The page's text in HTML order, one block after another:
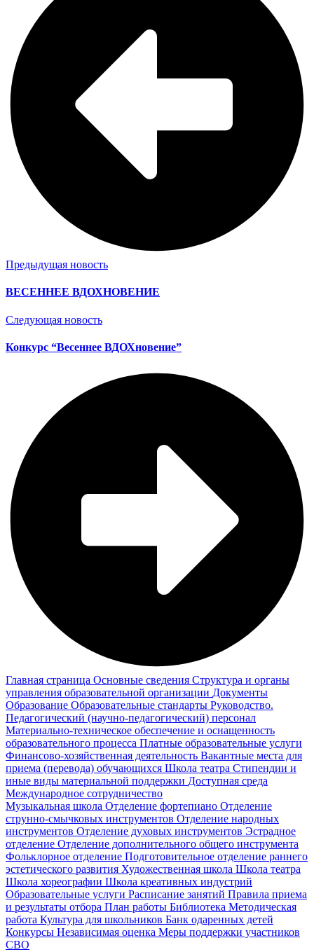
Предыдущая новость
ВЕСЕННЕЕ ВДОХНОВЕНИЕ
Следующая новость
Конкурс “Весеннее ВДОХновение”
Главная страница Основные сведения Структура и органы
управления образовательной организации Документы
Образование Образовательные стандарты Руководство.
Педагогический (научно-педагогический) персонал
Материально-техническое обеспечение и оснащенность
образовательного процесса Платные образовательные услуги
Финансово-хозяйственная деятельность Вакантные места для
приема (перевода) обучающихся Школа театра Стипендии и
иные виды материальной поддержки Доступная среда
Международное сотрудничество
Музыкальная школа Отделение фортепиано Отделение
струнно-смычковых инструментов Отделение народных
инструментов Отделение духовых инструментов Эстрадное
отделение Отделение дополнительного общего инструмента
Фольклорное отделение Подготовительное отделение раннего
эстетического развития Художественная школа Школа‌‌‌‌ театра
Школа хореографии Школа креативных индустрий
Образовательные услуги Расписание занятий Правила приема
и результаты отбора План работы Библиотека Методическая
работа Культура для школьников Банк одаренных детей
Конкурсы Независимая оценка Меры поддержки участников
СВО